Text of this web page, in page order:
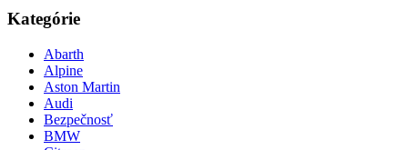
Kategórie
Abarth
Alpine
Aston Martin
Audi
Bezpečnosť
BMW